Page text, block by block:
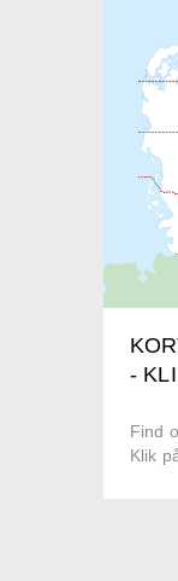
-
Find
Klik